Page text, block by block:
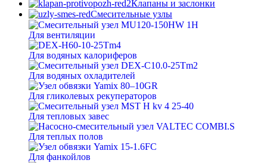
Клапаны и заслонки
Смесительные узлы
Для вентиляции
Для водяных калориферов
Для водяных охладителей
Для гликолевых рекуператоров
Для тепловых завес
Для теплых полов
Для фанкойлов